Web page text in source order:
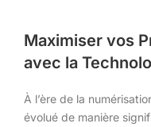
Maximiser vos
avec la
À l’ère de la
évolué de manière